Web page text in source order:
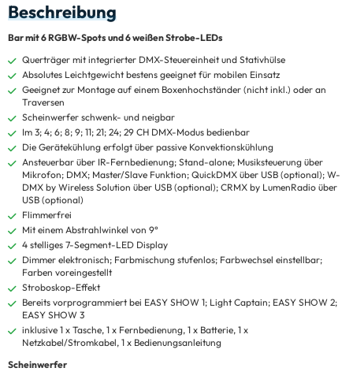
Beschreibung
Bar mit 6 RGBW-Spots und 6 weißen Strobe-LEDs
Querträger mit integrierter DMX-Steuereinheit und Stativhülse
Absolutes Leichtgewicht bestens geeignet für mobilen Einsatz
Geeignet zur Montage auf einem Boxenhochständer (nicht inkl.) oder an
Traversen
Scheinwerfer schwenk- und neigbar
Im 3; 4; 6; 8; 9; 11; 21; 24; 29 CH DMX-Modus bedienbar
Die Gerätekühlung erfolgt über passive Konvektionskühlung
Ansteuerbar über IR-Fernbedienung; Stand-alone; Musiksteuerung über
Mikrofon; DMX; Master/Slave Funktion; QuickDMX über USB (optional); W-
DMX by Wireless Solution über USB (optional); CRMX by LumenRadio über
USB (optional)
Flimmerfrei
Mit einem Abstrahlwinkel von 9°
4 stelliges 7-Segment-LED Display
Dimmer elektronisch; Farbmischung stufenlos; Farbwechsel einstellbar;
Farben voreingestellt
Stroboskop-Effekt
Bereits vorprogrammiert bei EASY SHOW 1; Light Captain; EASY SHOW 2;
EASY SHOW 3
inklusive 1 x Tasche, 1 x Fernbedienung, 1 x Batterie, 1 x
Netzkabel/Stromkabel, 1 x Bedienungsanleitung
Scheinwerfer